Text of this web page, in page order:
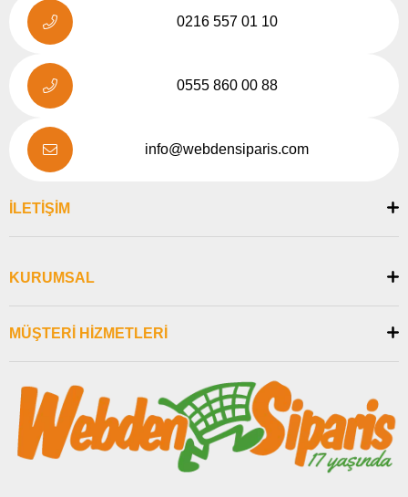
0216 557 01 10
0555 860 00 88
info@webdensiparis.com
İLETİŞİM
KURUMSAL
MÜŞTERİ HİZMETLERİ